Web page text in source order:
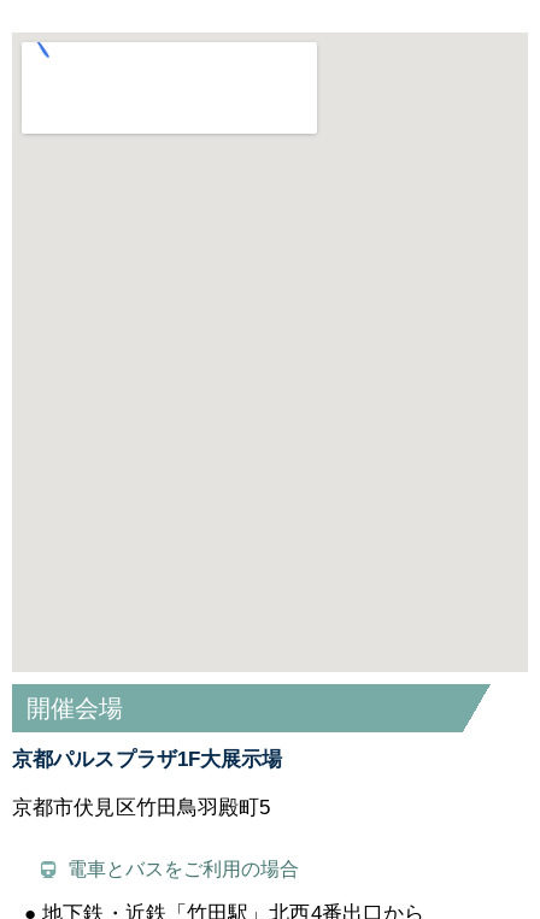
開催会場
京都パルスプラザ1F大展示場
京都市伏見区竹田鳥羽殿町5
電車とバスをご利用の場合
● 地下鉄・近鉄「竹田駅」北西4番出口から